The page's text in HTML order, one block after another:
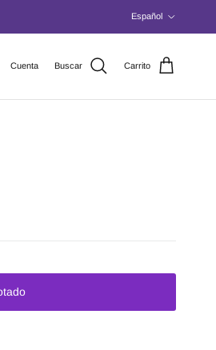
Español
Cuenta Buscar Carrito